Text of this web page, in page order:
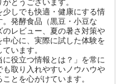
とうございます。
少しでも快適・健康にする情
発酵食品（黒豆・小豆な
のレビュー、夏の暑さ対策や
心に、実際に試した体験を
います。
に役立つ情報とは？」を常に
も取り入れやすいノウハウや
とを心がけています。